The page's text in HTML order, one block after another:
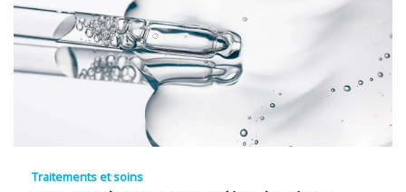
Traitements et soins